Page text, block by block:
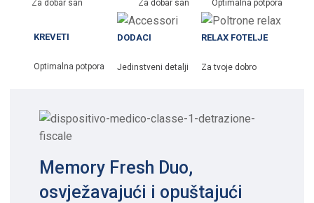
Za dobar san Za dobar san Optimalna potpora
KREVETI
Optimalna potpora
DODACI
Jedinstveni detalji
RELAX FOTELJE
Za tvoje dobro
Memory Fresh Duo,
osvježavajući i opuštajući